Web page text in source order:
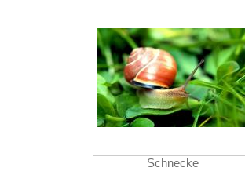
Schnecke